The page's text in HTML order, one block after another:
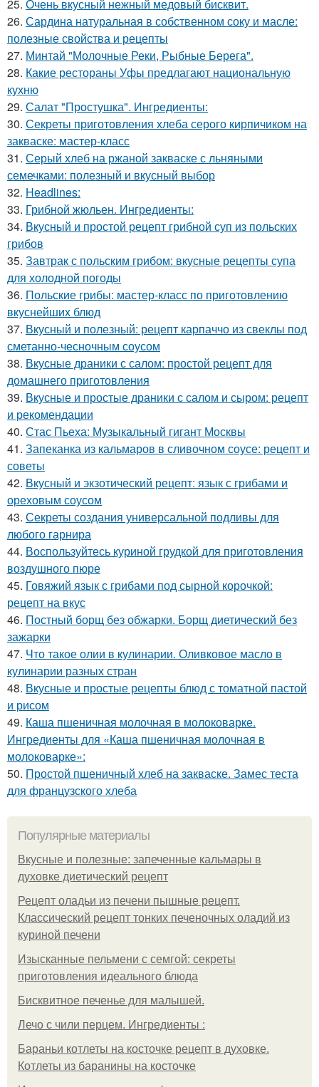
25. Очень вкусный нежный медовый бисквит.
26. Сардина натуральная в собственном соку и масле:
полезные свойства и рецепты
27. Минтай "Молочные Реки, Рыбные Берега".
28. Какие рестораны Уфы предлагают национальную
кухню
29. Салат "Простушка". Ингредиенты:
30. Секреты приготовления хлеба серого кирпичиком на
закваске: мастер-класс
31. Серый хлеб на ржаной закваске с льняными
семечками: полезный и вкусный выбор
32. Headlines:
33. Грибной жюльен. Ингредиенты:
34. Вкусный и простой рецепт грибной суп из польских
грибов
35. Завтрак с польским грибом: вкусные рецепты супа
для холодной погоды
36. Польские грибы: мастер-класс по приготовлению
вкуснейших блюд
37. Вкусный и полезный: рецепт карпаччо из свеклы под
сметанно-чесночным соусом
38. Вкусные драники с салом: простой рецепт для
домашнего приготовления
39. Вкусные и простые драники с салом и сыром: рецепт
и рекомендации
40. Стас Пьеха: Музыкальный гигант Москвы
41. Запеканка из кальмаров в сливочном соусе: рецепт и
советы
42. Вкусный и экзотический рецепт: язык с грибами и
ореховым соусом
43. Секреты создания универсальной подливы для
любого гарнира
44. Воспользуйтесь куриной грудкой для приготовления
воздушного пюре
45. Говяжий язык с грибами под сырной корочкой:
рецепт на вкус
46. Постный борщ без обжарки. Борщ диетический без
зажарки
47. Что такое олии в кулинарии. Оливковое масло в
кулинарии разных стран
48. Вкусные и простые рецепты блюд с томатной пастой
и рисом
49. Каша пшеничная молочная в молоковарке.
Ингредиенты для «Каша пшеничная молочная в
молоковарке»:
50. Простой пшеничный хлеб на закваске. Замес теста
для французского хлеба
Популярные материалы
Вкусные и полезные: запеченные кальмары в
духовке диетический рецепт
Рецепт оладьи из печени пышные рецепт.
Классический рецепт тонких печеночных оладий из
куриной печени
Изысканные пельмени с семгой: секреты
приготовления идеального блюда
Бисквитное печенье для малышей.
Лечо с чили перцем. Ингредиенты :
Бараньи котлеты на косточке рецепт в духовке.
Котлеты из баранины на косточке